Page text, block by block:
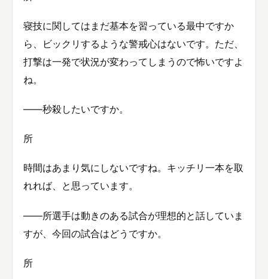
寝技に関してはまだ基本を習っている最中ですか
ら、ビックリするような警戒心はないです。ただ、
打撃は一発で状況が変わってしまうので怖いですよ
ね。
――秒殺したいですか。
所
時間はあまり気にしないですね。キッチリ一本を取
れれば、と思っています。
――所選手は動きのある試合が理想的と話していま
すが、今回の試合はどうですか。
所